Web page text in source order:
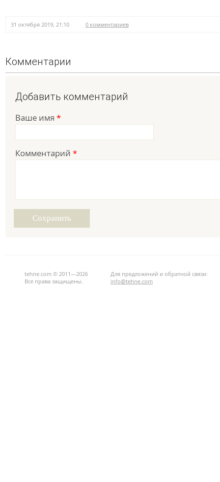
31 октября 2019, 21:10 0 комментариев
Комментарии
Добавить комментарий
Ваше имя *
Комментарий *
tehne.com © 2011—2026
Все права защищены.
Для предложений и обратной связи:
info@tehne.com